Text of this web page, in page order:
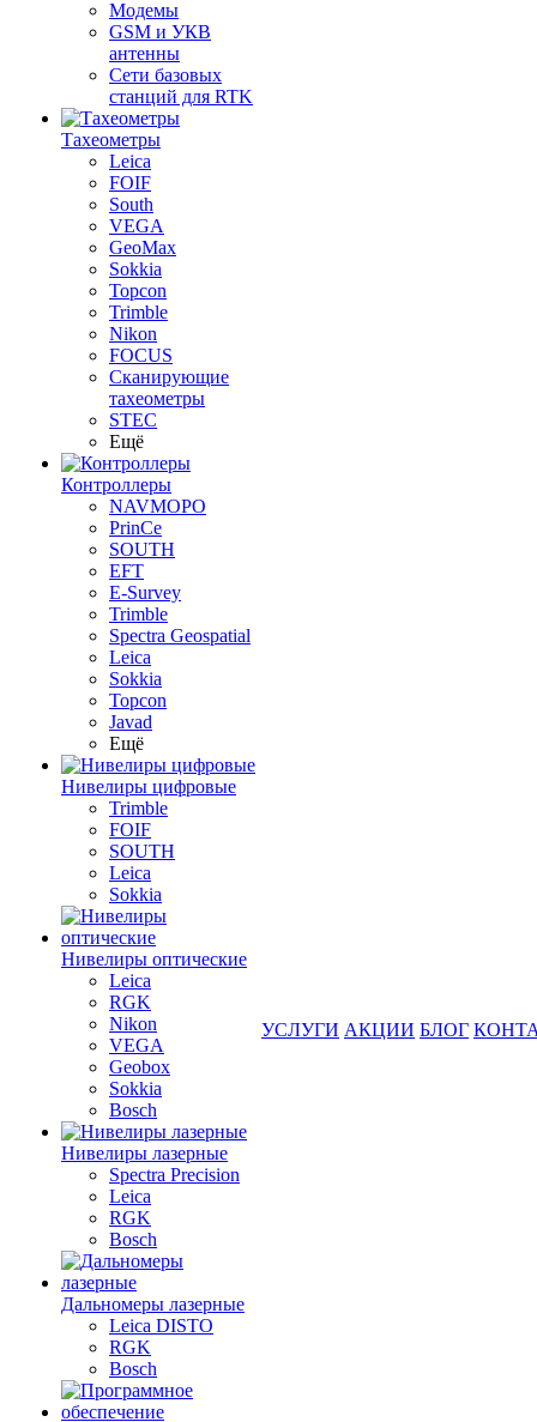
Модемы
GSM и УКВ
антенны
Сети базовых
станций для RTK
Тахеометры
Leica
FOIF
South
VEGA
GeoMax
Sokkia
Topcon
Trimble
Nikon
FOCUS
Сканирующие
тахеометры
STEC
Ещё
Контроллеры
NAVMOPO
PrinCe
SOUTH
EFT
E-Survey
Trimble
Spectra Geospatial
Leica
Sokkia
Topcon
Javad
Ещё
Нивелиры цифровые
Trimble
FOIF
SOUTH
Leica
Sokkia
Нивелиры оптические
Leica
RGK
Nikon
VEGA
Geobox
Sokkia
Bosch
Нивелиры лазерные
Spectra Precision
Leica
RGK
Bosch
Дальномеры лазерные
Leica DISTO
RGK
Bosch
УСЛУГИ АКЦИИ БЛОГ